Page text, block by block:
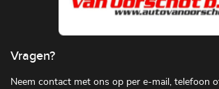
Vragen?
Neem contact met ons op per e-mail, telefoon